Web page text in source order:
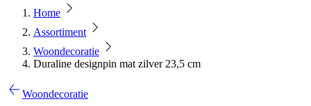
Home
Assortiment
Woondecoratie
Duraline designpin mat zilver 23,5 cm
Woondecoratie